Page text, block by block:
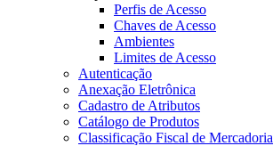
Perfis de Acesso
Chaves de Acesso
Ambientes
Limites de Acesso
Autenticação
Anexação Eletrônica
Cadastro de Atributos
Catálogo de Produtos
Classificação Fiscal de Mercadoria